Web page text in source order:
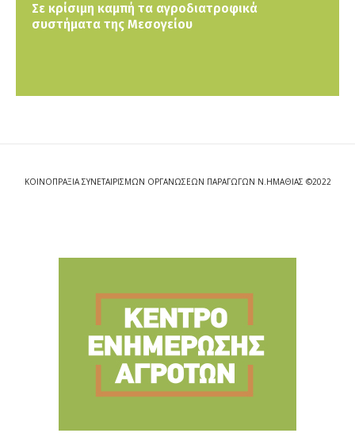
Σε κρίσιμη καμπή τα αγροδιατροφικά
συστήματα της Μεσογείου
ΚΟΙΝΟΠΡΑΞΙΑ ΣΥΝΕΤΑΙΡΙΣΜΩΝ ΟΡΓΑΝΩΣΕΩΝ ΠΑΡΑΓΩΓΩΝ Ν.ΗΜΑΘΙΑΣ ©2022